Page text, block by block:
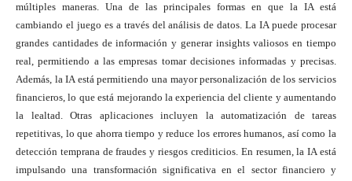
múltiples maneras. Una de las principales formas en que la IA está
cambiando el juego es a través del análisis de datos. La IA puede procesar
grandes cantidades de información y generar insights valiosos en tiempo
real, permitiendo a las empresas tomar decisiones informadas y precisas.
Además, la IA está permitiendo una mayor personalización de los servicios
financieros, lo que está mejorando la experiencia del cliente y aumentando
la lealtad. Otras aplicaciones incluyen la automatización de tareas
repetitivas, lo que ahorra tiempo y reduce los errores humanos, así como la
detección temprana de fraudes y riesgos crediticios. En resumen, la IA está
impulsando una transformación significativa en el sector financiero y